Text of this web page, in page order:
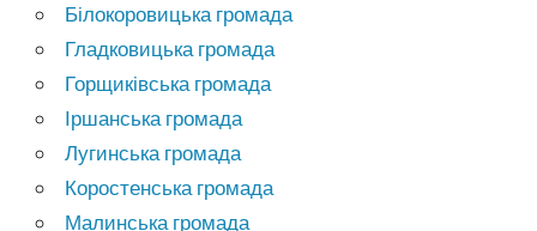
Білокоровицька громада
Гладковицька громада
Горщиківська громада
Іршанська громада
Лугинська громада
Коростенська громада
Малинська громада